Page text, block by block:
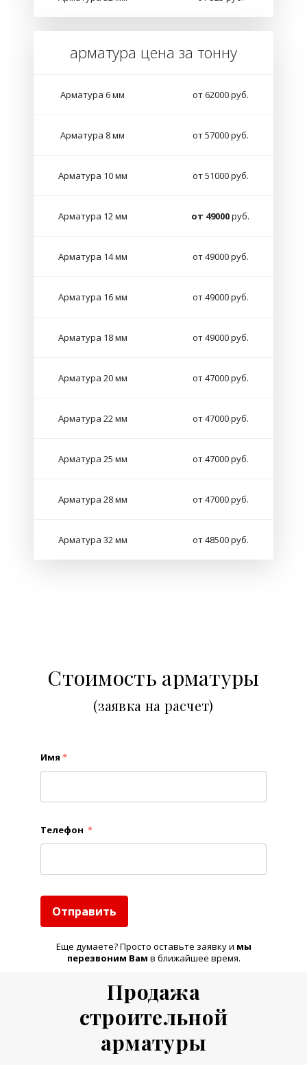
арматура цена за тонну
Арматура 6 мм от 62000 руб.
Арматура 8 мм от 57000 руб.
Арматура 10 мм от 51000 руб.
Арматура 12 мм от 49000руб.
Арматура 14 мм от 49000 руб.
Арматура 16 мм от 49000 руб.
Арматура 18 мм от 49000 руб.
Арматура 20 мм от 47000 руб.
Арматура 22 мм от 47000 руб.
Арматура 25 мм от 47000 руб.
Арматура 28 мм от 47000 руб.
Арматура 32 мм от 48500 руб.
Стоимость арматуры
(заявка на расчет)
Имя *
Телефон *
Отправить
Еще думаете? Просто оставьте заявку и мы
перезвоним Вам в ближайшее время.
Продажа
строительной
арматуры